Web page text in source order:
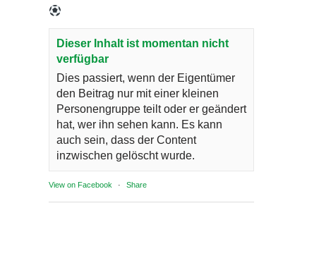
Dieser Inhalt ist momentan nicht
verfügbar
Dies passiert, wenn der Eigentümer
den Beitrag nur mit einer kleinen
Personengruppe teilt oder er geändert
hat, wer ihn sehen kann. Es kann
auch sein, dass der Content
inzwischen gelöscht wurde.
View on Facebook · Share